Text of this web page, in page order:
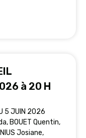
à 20 H
5 JUIN 2026
BOUET Quentin,
Josiane,